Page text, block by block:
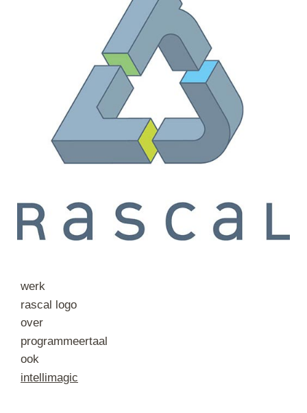
werk
rascal logo
over
programmeertaal
ook
intellimagic